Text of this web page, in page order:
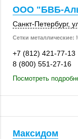
ООО "БВБ-
Санкт-Петербург,
Сетки металлические:
+7 (812) 421-77-13
8 (800) 551-27-16
Посмотреть
Максидом